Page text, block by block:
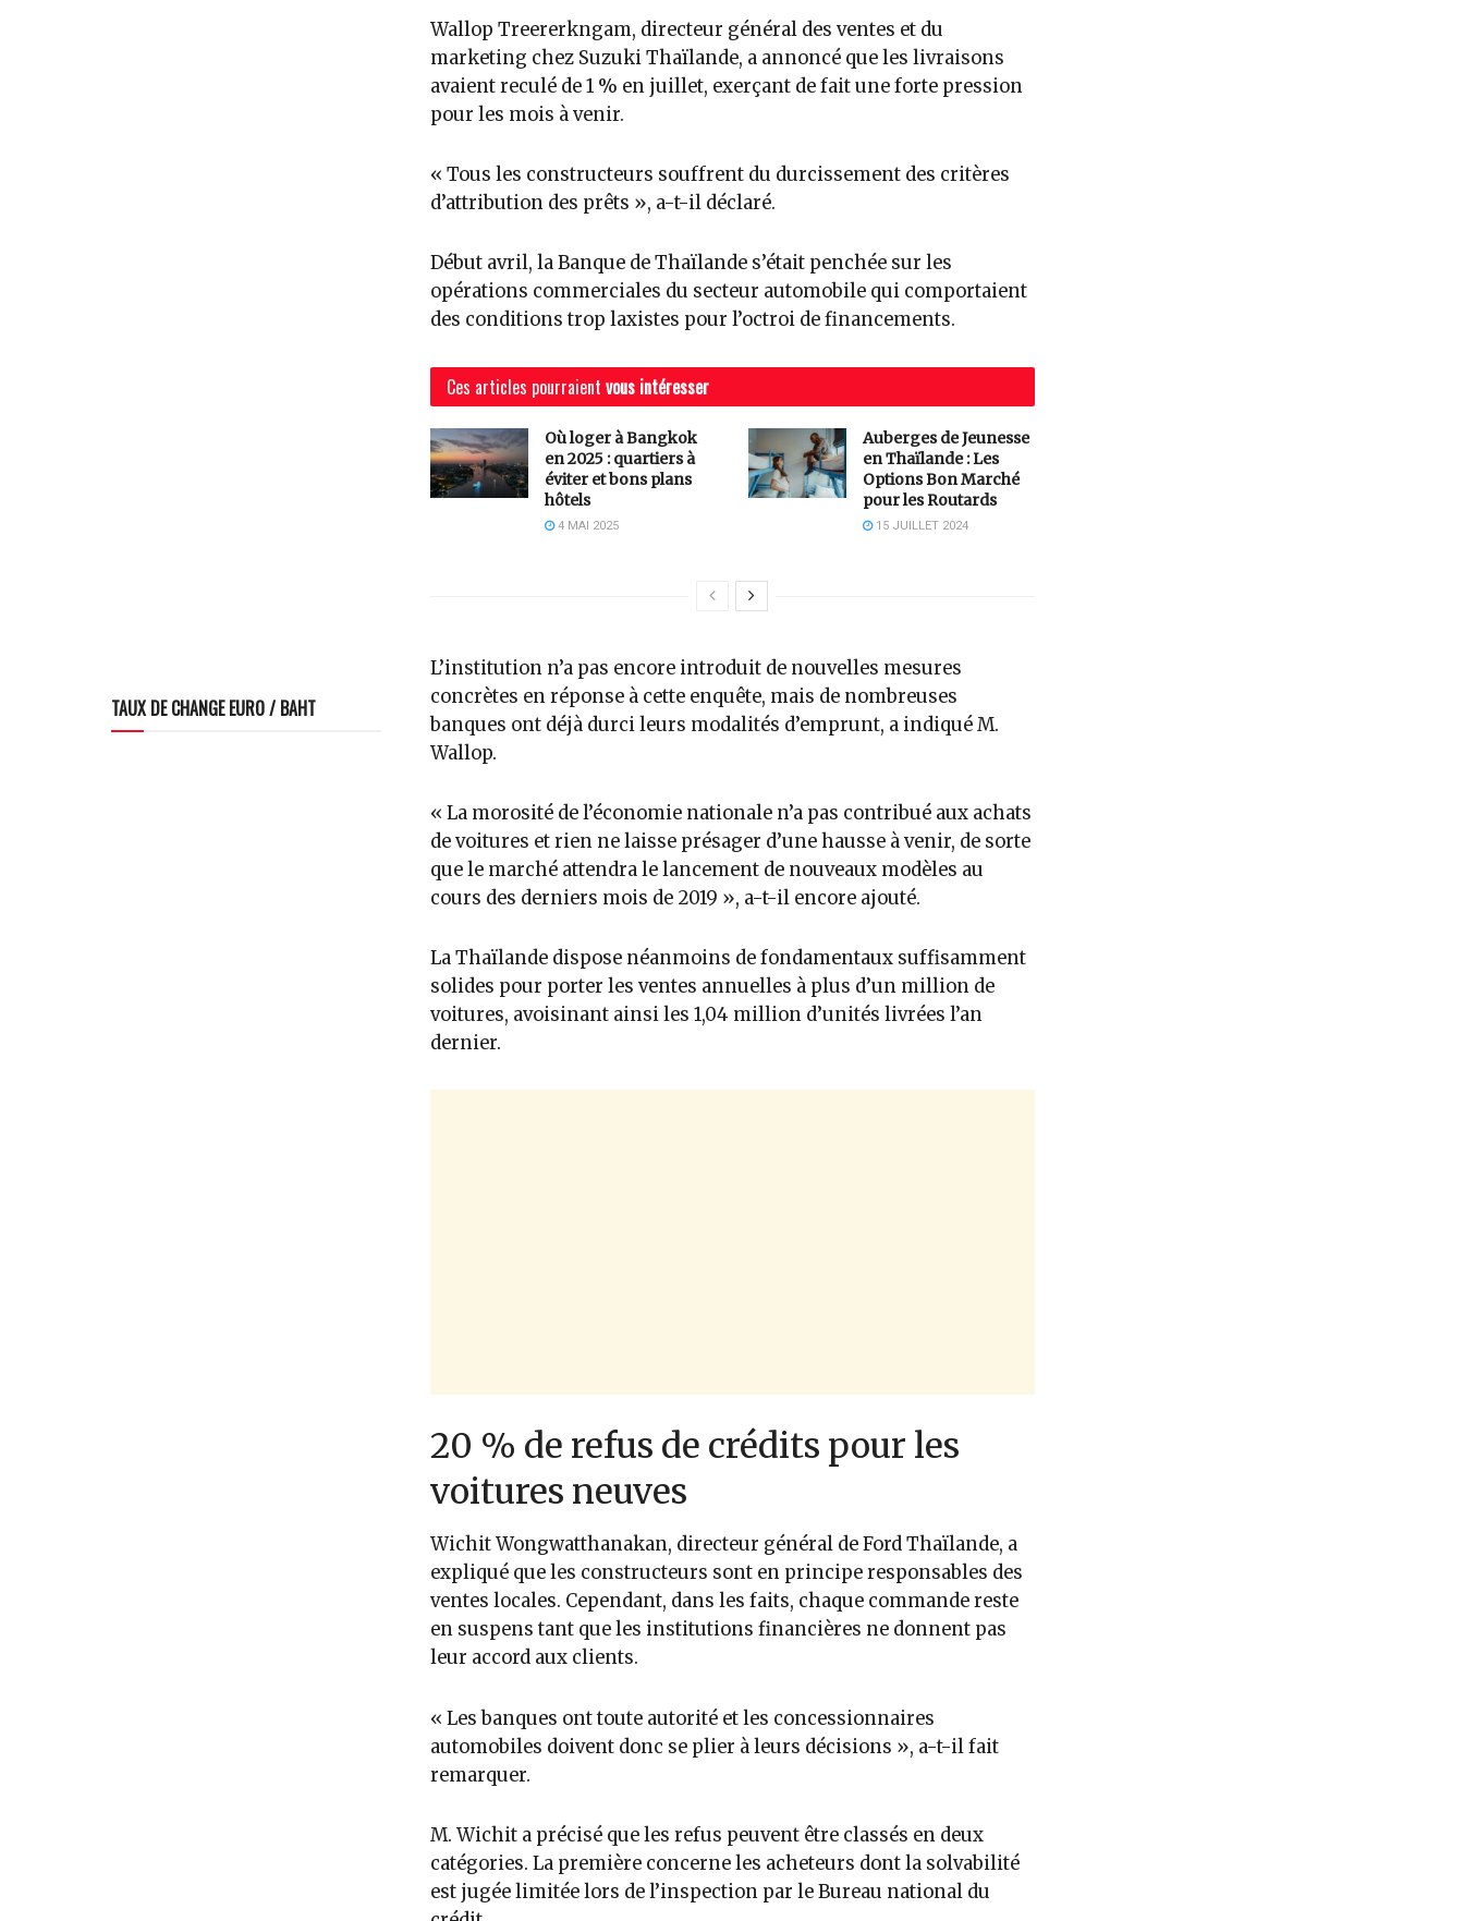
Wallop Treererkngam, directeur général des ventes et du
marketing chez Suzuki Thaïlande, a annoncé que les livraisons
avaient reculé de 1 % en juillet, exerçant de fait une forte pression
pour les mois à venir.
« Tous les constructeurs souffrent du durcissement des critères
d’attribution des prêts », a-t-il déclaré.
Début avril, la Banque de Thaïlande s’était penchée sur les
opérations commerciales du secteur automobile qui comportaient
des conditions trop laxistes pour l’octroi de financements.
Ces articles pourraient vous intéresser
Où loger à Bangkok
en 2025 : quartiers à
éviter et bons plans
hôtels
4 MAI 2025
Auberges de Jeunesse
en Thaïlande : Les
Options Bon Marché
pour les Routards
15 JUILLET 2024
L’institution n’a pas encore introduit de nouvelles mesures
concrètes en réponse à cette enquête, mais de nombreuses
banques ont déjà durci leurs modalités d’emprunt, a indiqué M.
Wallop.
« La morosité de l’économie nationale n’a pas contribué aux achats
de voitures et rien ne laisse présager d’une hausse à venir, de sorte
que le marché attendra le lancement de nouveaux modèles au
cours des derniers mois de 2019 », a-t-il encore ajouté.
La Thaïlande dispose néanmoins de fondamentaux suffisamment
solides pour porter les ventes annuelles à plus d’un million de
voitures, avoisinant ainsi les 1,04 million d’unités livrées l’an
dernier.
20 % de refus de crédits pour les
voitures neuves
Wichit Wongwatthanakan, directeur général de Ford Thaïlande, a
expliqué que les constructeurs sont en principe responsables des
ventes locales. Cependant, dans les faits, chaque commande reste
en suspens tant que les institutions financières ne donnent pas
leur accord aux clients.
« Les banques ont toute autorité et les concessionnaires
automobiles doivent donc se plier à leurs décisions », a-t-il fait
remarquer.
M. Wichit a précisé que les refus peuvent être classés en deux
catégories. La première concerne les acheteurs dont la solvabilité
est jugée limitée lors de l’inspection par le Bureau national du
TAUX DE CHANGE EURO / BAHT